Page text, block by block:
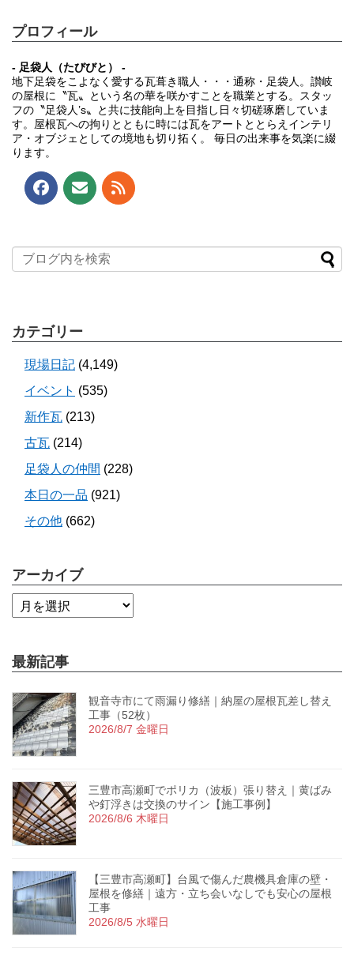
プロフィール
- 足袋人（たびびと） -
地下足袋をこよなく愛する瓦葺き職人・・・通称・足袋人。讃岐
の屋根に〝瓦〟という名の華を咲かすことを職業とする。スタッ
フの〝足袋人’s〟と共に技能向上を目指し日々切磋琢磨していま
す。屋根瓦への拘りとともに時には瓦をアートととらえインテリ
ア・オブジェとしての境地も切り拓く。 毎日の出来事を気楽に綴
ります。
カテゴリー
現場日記 (4,149)
イベント (535)
新作瓦 (213)
古瓦 (214)
足袋人の仲間 (228)
本日の一品 (921)
その他 (662)
アーカイブ
最新記事
観音寺市にて雨漏り修繕｜納屋の屋根瓦差し替え
工事（52枚）
2026/8/7 金曜日
三豊市高瀬町でポリカ（波板）張り替え｜黄ばみ
や釘浮きは交換のサイン【施工事例】
2026/8/6 木曜日
【三豊市高瀬町】台風で傷んだ農機具倉庫の壁・
屋根を修繕｜遠方・立ち会いなしでも安心の屋根
工事
2026/8/5 水曜日